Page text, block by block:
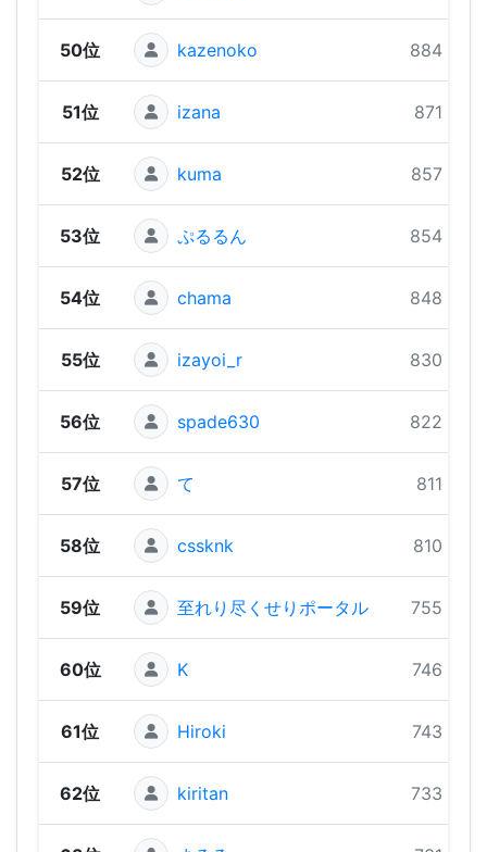
50位 kazenoko 884 pts
51位 izana 871 pts
52位 kuma 857 pts
53位 ぷるるん 854 pts
54位 chama 848 pts
55位 izayoi_r 830 pts
56位 spade630 822 pts
57位 て 811 pts
58位 cssknk 810 pts
59位 至れり尽くせりポータル 755 pts
60位 K 746 pts
61位 Hiroki 743 pts
62位 kiritan 733 pts